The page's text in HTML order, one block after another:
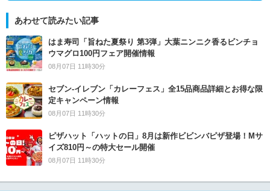
あわせて読みたい記事
はま寿司「旨ねた夏祭り 第3弾」大葉ニンニク香るビンチョ
ウマグロ100円フェア開催情報
08月07日 11時30分
セブン‐イレブン「カレーフェス」全15品商品詳細とお得な限
定キャンペーン情報
08月07日 11時30分
ピザハット「ハットの日」8月は新作ビビンバピザ登場！Mサ
イズ810円～の特大セール開催
08月07日 11時30分